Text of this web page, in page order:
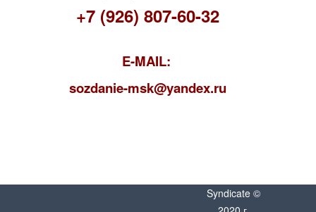
+7 (926) 807-60-32
E-MAIL:
sozdanie-msk@yandex.ru
Syndicate ©